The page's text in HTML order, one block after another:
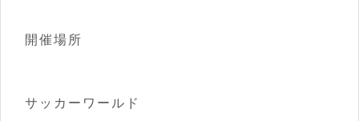
開催場所
サッカーワールド